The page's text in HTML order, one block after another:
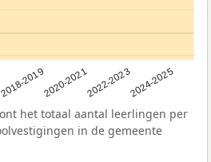
20192020-20212022-20232024-2025
het totaal aantal leerlingen per
in de gemeente